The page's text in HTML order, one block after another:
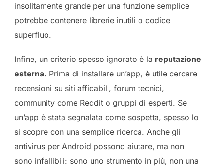
insolitamente grande per una funzione semplice
potrebbe contenere librerie inutili o codice
superfluo.
Infine, un criterio spesso ignorato è la reputazione
esterna. Prima di installare un’app, è utile cercare
recensioni su siti affidabili, forum tecnici,
community come Reddit o gruppi di esperti. Se
un’app è stata segnalata come sospetta, spesso lo
si scopre con una semplice ricerca. Anche gli
antivirus per Android possono aiutare, ma non
sono infallibili: sono uno strumento in più, non una